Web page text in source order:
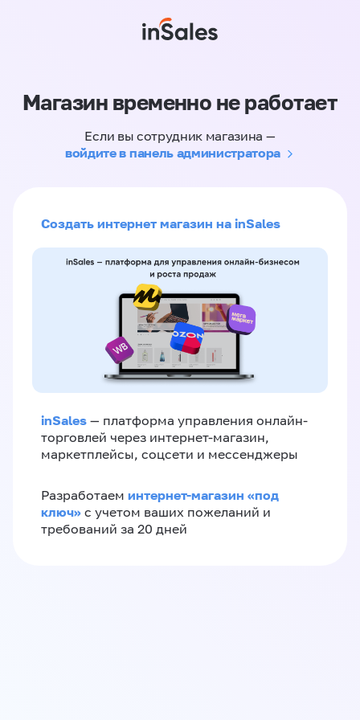
Магазин временно не работает
Если вы сотрудник магазина —
войдите в панель администратора
Создать интернет магазин на inSales
inSales — платформа управления онлайн-
торговлей через интернет-магазин,
маркетплейсы, соцсети и мессенджеры
Разработаем интернет-магазин «‎под
ключ»‎ с учетом ваших пожеланий и
требований за 20 дней